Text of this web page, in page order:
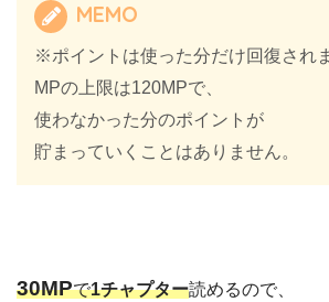
MEMO
※ポイントは使った分だけ回復され
MPの上限は120MPで、
使わなかった分のポイントが
貯まっていくことはありません。
30MPで1チャプター読めるので、